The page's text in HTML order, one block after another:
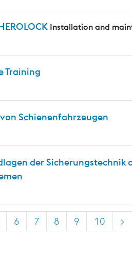
Installation and
Training
Schienenfahrzeugen
der Sicherungstechnik
6 7 8 9 10 >